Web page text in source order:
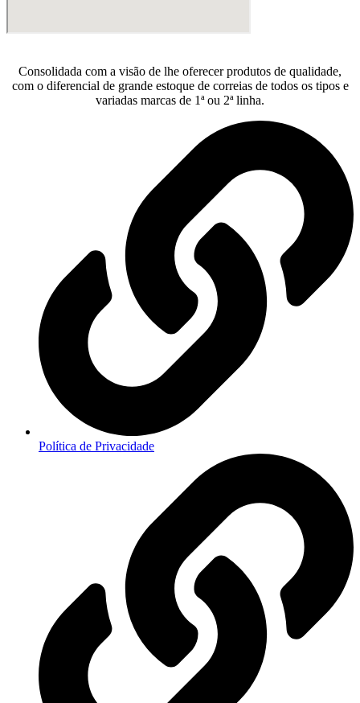
Consolidada com a visão de lhe oferecer produtos de qualidade,
com o diferencial de grande estoque de correias de todos os tipos e
variadas marcas de 1ª ou 2ª linha.
Política de Privacidade